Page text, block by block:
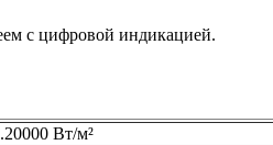
с цифровой индикацией.
Вт/м²